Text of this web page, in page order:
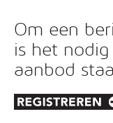
Om een
is het
aanbod